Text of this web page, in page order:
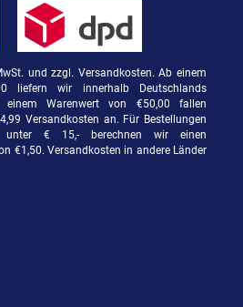
und zzgl. Versandkosten. Ab einem
liefern wir innerhalb Deutschlands
einem Warenwert von €50,00 fallen
Versandkosten an. Für Bestellungen
unter € 15,- berechnen wir einen
€1,50. Versandkosten in andere Länder